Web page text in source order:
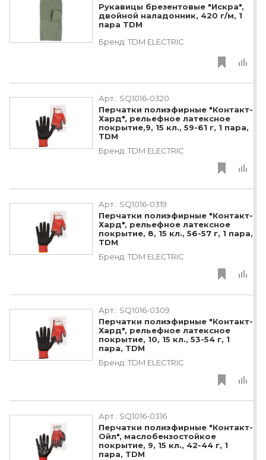
Рукавицы брезентовые "Искра",
двойной наладонник, 420 г/м, 1
пара TDM
Бренд: TDM ЕLECTRIC
Арт.: SQ1016-0320
Перчатки полиэфирные "Контакт-
Хард", рельефное латексное
покрытие,9, 15 кл., 59-61 г, 1 пара,
TDM
Бренд: TDM ЕLECTRIC
Арт.: SQ1016-0319
Перчатки полиэфирные "Контакт-
Хард", рельефное латексное
покрытие, 8, 15 кл., 56-57 г, 1 пара,
TDM
Бренд: TDM ЕLECTRIC
Арт.: SQ1016-0309
Перчатки полиэфирные "Контакт-
Хард", рельефное латексное
покрытие, 10, 15 кл., 53-54 г, 1
пара, TDM
Бренд: TDM ЕLECTRIC
Арт.: SQ1016-0316
Перчатки полиэфирные "Контакт-
Ойл", маслобензостойкое
покрытие, 9, 15 кл., 42-44 г, 1
пара, TDM